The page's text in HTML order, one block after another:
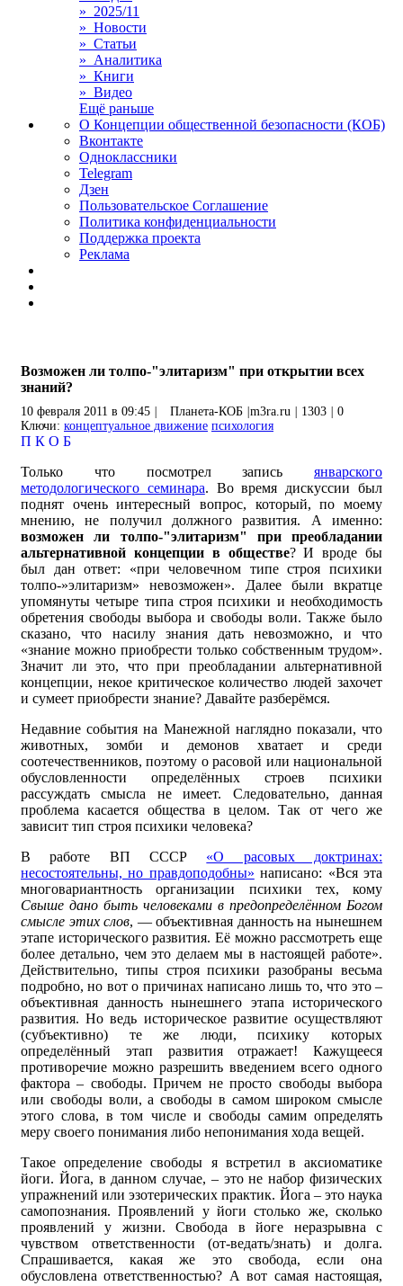
» 2025/11
» Новости
» Статьи
» Аналитика
» Книги
» Видео
Ещё раньше
О Концепции общественной безопасности (КОБ)
Вконтакте
Одноклассники
Telegram
Дзен
Пользовательское Соглашение
Политика конфиденциальности
Поддержка проекта
Реклама
Возможен ли толпо-"элитаризм" при открытии всех
знаний?
10 февраля 2011 в 09:45 Планета-КОБ m3ra.ru 1303
0
Ключи: концептуальное движение психология
П К О Б
Только что посмотрел запись январского
методологического семинара. Во время дискуссии был
поднят очень интересный вопрос, который, по моему
мнению, не получил должного развития. А именно:
возможен ли толпо-"элитаризм" при преобладании
альтернативной концепции в обществе? И вроде бы
был дан ответ: «при человечном типе строя психики
толпо-»элитаризм» невозможен». Далее были вкратце
упомянуты четыре типа строя психики и необходимость
обретения свободы выбора и свободы воли. Также было
сказано, что насилу знания дать невозможно, и что
«знание можно приобрести только собственным трудом».
Значит ли это, что при преобладании альтернативной
концепции, некое критическое количество людей захочет
и сумеет приобрести знание? Давайте разберёмся.
Недавние события на Манежной наглядно показали, что
животных, зомби и демонов хватает и среди
соотечественников, поэтому о расовой или национальной
обусловленности определённых строев психики
рассуждать смысла не имеет. Следовательно, данная
проблема касается общества в целом. Так от чего же
зависит тип строя психики человека?
В работе ВП СССР «О расовых доктринах:
несостоятельны, но правдоподобны» написано: «Вся эта
многовариантность организации психики тех, кому
Свыше дано быть человеками в предопределённом Богом
смысле этих слов, — объективная данность на нынешнем
этапе исторического развития. Её можно рассмотреть еще
более детально, чем это делаем мы в настоящей работе».
Действительно, типы строя психики разобраны весьма
подробно, но вот о причинах написано лишь то, что это –
объективная данность нынешнего этапа исторического
развития. Но ведь историческое развитие осуществляют
(субъективно) те же люди, психику которых
определённый этап развития отражает! Кажущееся
противоречие можно разрешить введением всего одного
фактора – свободы. Причем не просто свободы выбора
или свободы воли, а свободы в самом широком смысле
этого слова, в том числе и свободы самим определять
меру своего понимания либо непонимания хода вещей.
Такое определение свободы я встретил в аксиоматике
йоги. Йога, в данном случае, – это не набор физических
упражнений или эзотерических практик. Йога – это наука
самопознания. Проявлений у йоги столько же, сколько
проявлений у жизни. Свобода в йоге неразрывна с
чувством ответственности (от-ведать/знать) и долга.
Спрашивается, какая же это свобода, если она
обусловлена ответственностью? А вот самая настоящая,